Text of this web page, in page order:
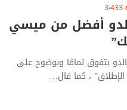
3٬433
أفضل من ميسي
يتفوق تمامًا وبوضوح على
، كما قال…